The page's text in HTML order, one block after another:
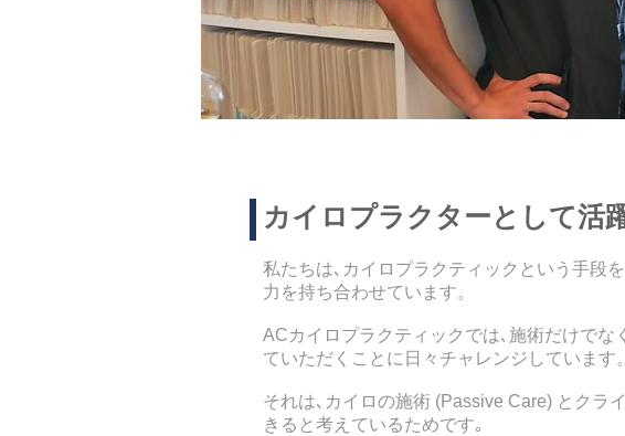
カイロプラクターとして活
私たちは､カイロプラクティックという手段
力を持ち合わせています。
ACカイロプラクティックでは､施術だけでな
ていただくことに日々チャレンジしています。
それは､カイロの施術 (Passive Care) とクラ
きると考えているためです｡